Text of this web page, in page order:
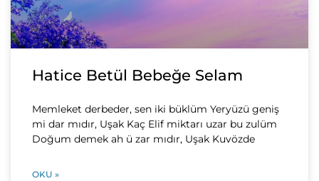
Hatice Betül Bebeğe Selam
Memleket derbeder, sen iki büklüm Yeryüzü geniş
mi dar mıdır, Uşak Kaç Elif miktarı uzar bu zulüm
Doğum demek ah ü zar mıdır, Uşak Kuvözde
OKU »